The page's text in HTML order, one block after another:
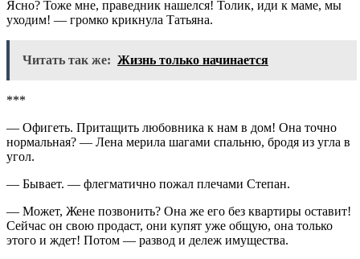
Ясно? Тоже мне, праведник нашелся! Толик, иди к маме, мы
уходим! — громко крикнула Татьяна.
Читать так же: Жизнь только начинается
***
— Офигеть. Притащить любовника к нам в дом! Она точно
нормальная? — Лена мерила шагами спальню, бродя из угла в
угол.
— Бывает. — флегматично пожал плечами Степан.
— Может, Жене позвонить? Она же его без квартиры оставит!
Сейчас он свою продаст, они купят уже общую, она только
этого и ждет! Потом — развод и дележ имущества.